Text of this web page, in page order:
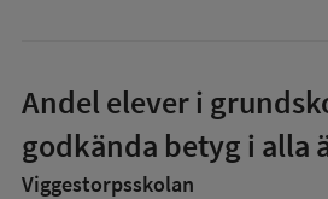
Andel elever i
godkända betyg i alla
Viggestorpsskolan